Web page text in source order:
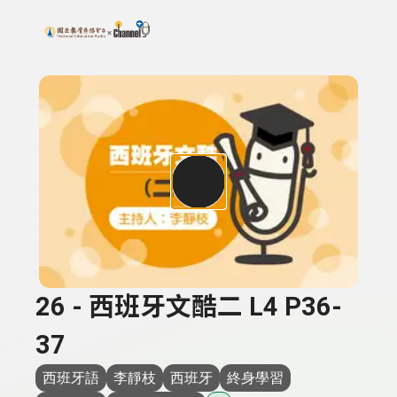
上方功能區塊
搜尋關鍵字：可輸入節目名稱、主持人或關鍵字
26 - 西班牙文酷二 L4 P36-
37
西班牙語 李靜枝 西班牙
終身學習